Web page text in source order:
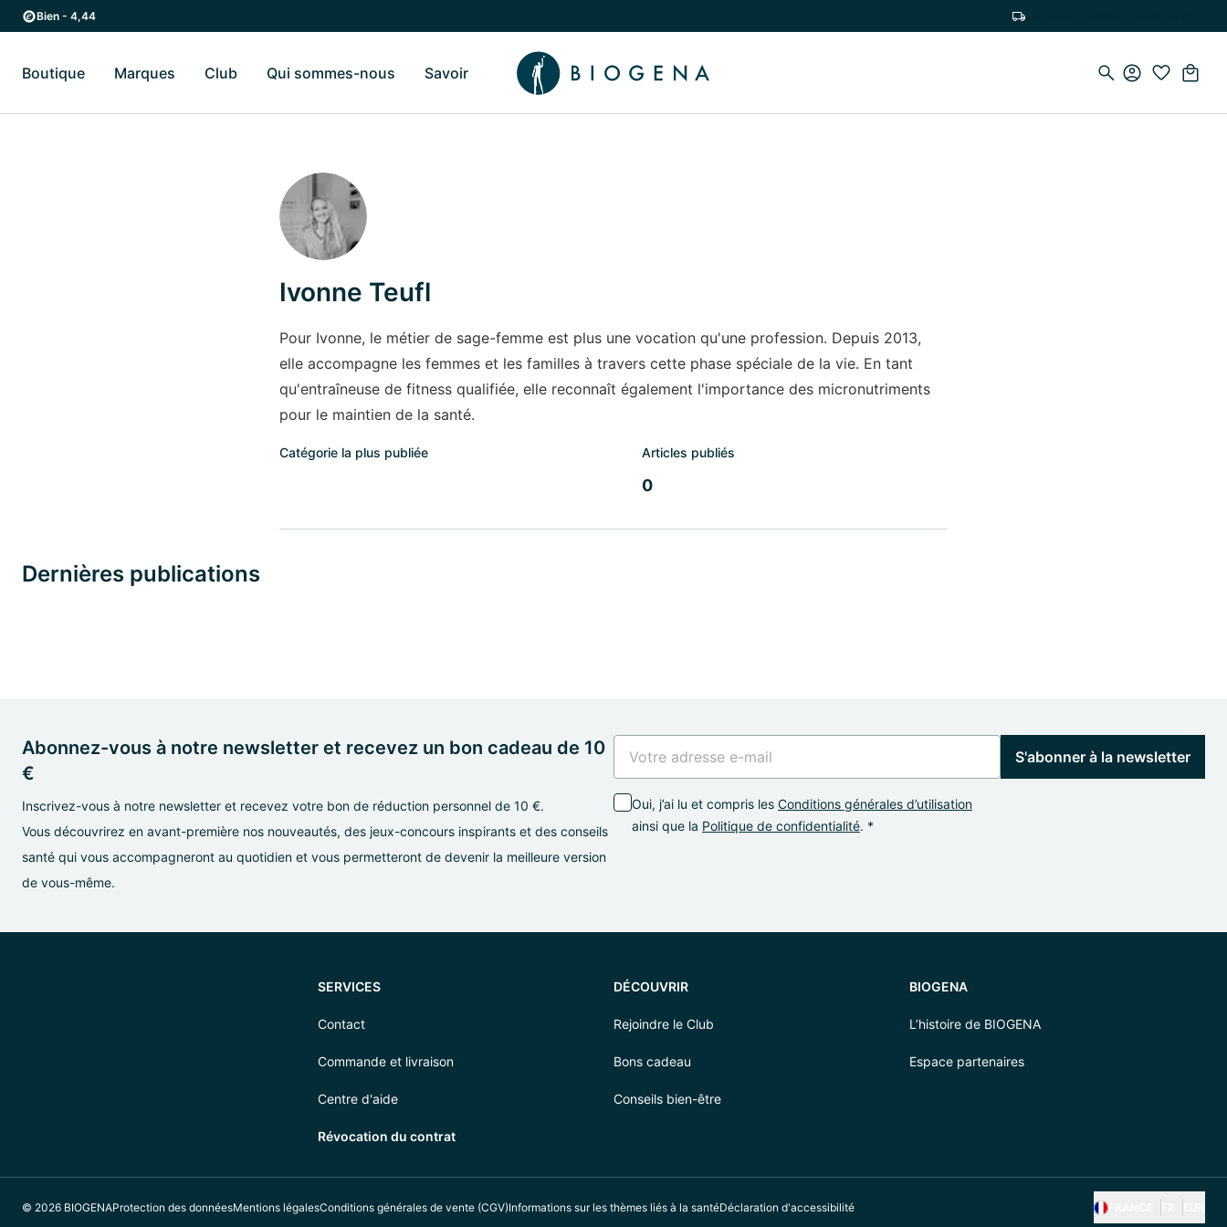
Passer au contenu principal
Passer à la navigation principale
Bien - 4,44
Boutique Basculer vers le sous-menu Boutique
Marques Basculer vers le sous-menu Marques
Club Qui sommes-nous Basculer vers le sous-menu Qui sommes-nous
Savoir Basculer vers le sous-menu Savoir
Ivonne Teufl
Pour Ivonne, le métier de sage-femme est plus une vocation qu'une profession. Depuis 2013,
elle accompagne les femmes et les familles à travers cette phase spéciale de la vie. En tant
qu'entraîneuse de fitness qualifiée, elle reconnaît également l'importance des micronutriments
pour le maintien de la santé.
Catégorie la plus publiée Articles publiés
0
Dernières publications
Abonnez-vous à notre newsletter et recevez un bon cadeau de 10
€
Inscrivez-vous à notre newsletter et recevez votre bon de réduction personnel de 10 €.
Vous découvrirez en avant-première nos nouveautés, des jeux-concours inspirants et des conseils
santé qui vous accompagneront au quotidien et vous permetteront de devenir la meilleure version
de vous-même.
Oui, j’ai lu et compris les Conditions générales d’utilisation
ainsi que la Politique de confidentialité. *
S'abonner à la newsletter
SERVICES
Contact
Commande et livraison
Centre d'aide
Révocation du contrat
DÉCOUVRIR
Rejoindre le Club
Bons cadeau
Conseils bien-être
BIOGENA
L’histoire de BIOGENA
Espace partenaires
© 2026 BIOGENAProtection des donnéesMentions légalesConditions générales de vente (CGV)Informations sur les thèmes liés à la santéDéclaration d'accessibilité
https://biogena.com/de-at